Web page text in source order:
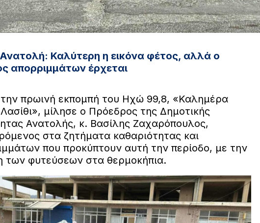
Καλύτερη η εικόνα φέτος, αλλά ο
απορριμμάτων έρχεται
την πρωινή εκπομπή του Ηχώ 99,8, «Καλημέρα
Λασίθι», μίλησε ο Πρόεδρος της Δημοτικής
Ανατολής, κ. Βασίλης Ζαχαρόπουλος,
στα ζητήματα καθαριότητας και
που προκύπτουν αυτή την περίοδο, με την
των φυτεύσεων στα θερμοκήπια.